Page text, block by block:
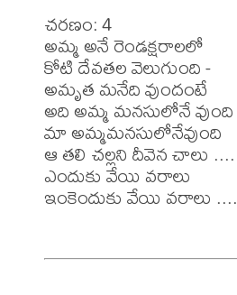
చరణం: 4
అమ్మ అనే రెండక్షరాలలో
కోటి దేవతల వెలుగుంది -
అమృత మనేది వుందంటే
అది అమ్మ మనసులోనే వుంది
మా అమ్మమనసులోనేవుంది
ఆ తలి చల్లని దీవెన చాలు ....
ఎందుకు వేయి వరాలు
ఇంకెందుకు వేయి వరాలు ....